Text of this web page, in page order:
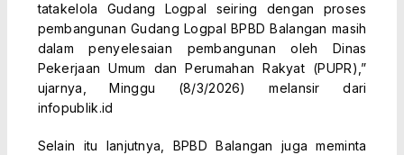
tatakelola Gudang Logpal seiring dengan proses
pembangunan Gudang Logpal BPBD Balangan masih
dalam penyelesaian pembangunan oleh Dinas
Pekerjaan Umum dan Perumahan Rakyat (PUPR),”
ujarnya, Minggu (8/3/2026) melansir dari
infopublik.id
Selain itu lanjutnya, BPBD Balangan juga meminta